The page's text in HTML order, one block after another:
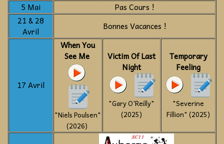
5 Mai
Pas Cours !
21 & 28
Avril
Bonnes Vacances !
17 Avril
When You
See Me
"Niels Poulsen"
(2026)
Victim Of Last
Night
"Gary O'Reilly"
(2025)
Temporary
Feeling
"Severine
Fillion" (2025)